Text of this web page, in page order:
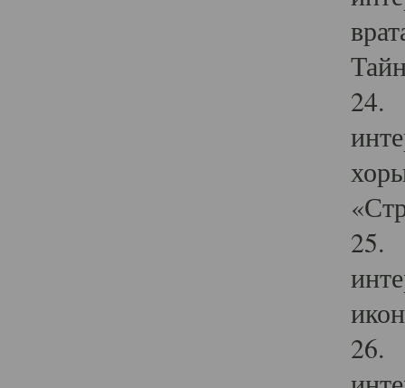
24.
25.
26.